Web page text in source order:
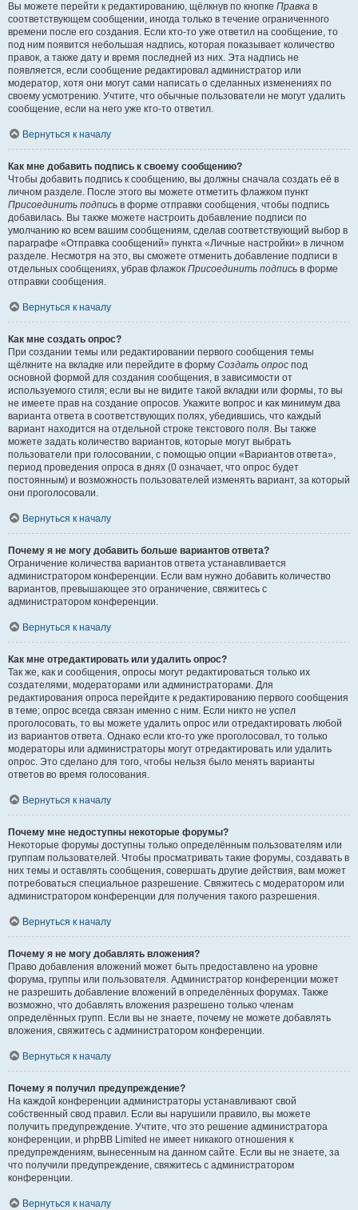
Вы можете перейти к редактированию, щёлкнув по кнопке Правка в
соответствующем сообщении, иногда только в течение ограниченного
времени после его создания. Если кто-то уже ответил на сообщение, то
под ним появится небольшая надпись, которая показывает количество
правок, а также дату и время последней из них. Эта надпись не
появляется, если сообщение редактировал администратор или
модератор, хотя они могут сами написать о сделанных изменениях по
своему усмотрению. Учтите, что обычные пользователи не могут удалить
сообщение, если на него уже кто-то ответил.
Вернуться к началу
Как мне добавить подпись к своему сообщению?
Чтобы добавить подпись к сообщению, вы должны сначала создать её в
личном разделе. После этого вы можете отметить флажком пункт
Присоединить подпись в форме отправки сообщения, чтобы подпись
добавилась. Вы также можете настроить добавление подписи по
умолчанию ко всем вашим сообщениям, сделав соответствующий выбор в
параграфе «Отправка сообщений» пункта «Личные настройки» в личном
разделе. Несмотря на это, вы сможете отменить добавление подписи в
отдельных сообщениях, убрав флажок Присоединить подпись в форме
отправки сообщения.
Вернуться к началу
Как мне создать опрос?
При создании темы или редактировании первого сообщения темы
щёлкните на вкладке или перейдите в форму Создать опрос под
основной формой для создания сообщения, в зависимости от
используемого стиля; если вы не видите такой вкладки или формы, то вы
не имеете прав на создание опросов. Укажите вопрос и как минимум два
варианта ответа в соответствующих полях, убедившись, что каждый
вариант находится на отдельной строке текстового поля. Вы также
можете задать количество вариантов, которые могут выбрать
пользователи при голосовании, с помощью опции «Вариантов ответа»,
период проведения опроса в днях (0 означает, что опрос будет
постоянным) и возможность пользователей изменять вариант, за который
они проголосовали.
Вернуться к началу
Почему я не могу добавить больше вариантов ответа?
Ограничение количества вариантов ответа устанавливается
администратором конференции. Если вам нужно добавить количество
вариантов, превышающее это ограничение, свяжитесь с
администратором конференции.
Вернуться к началу
Как мне отредактировать или удалить опрос?
Так же, как и сообщения, опросы могут редактироваться только их
создателями, модераторами или администраторами. Для
редактирования опроса перейдите к редактированию первого сообщения
в теме; опрос всегда связан именно с ним. Если никто не успел
проголосовать, то вы можете удалить опрос или отредактировать любой
из вариантов ответа. Однако если кто-то уже проголосовал, то только
модераторы или администраторы могут отредактировать или удалить
опрос. Это сделано для того, чтобы нельзя было менять варианты
ответов во время голосования.
Вернуться к началу
Почему мне недоступны некоторые форумы?
Некоторые форумы доступны только определённым пользователям или
группам пользователей. Чтобы просматривать такие форумы, создавать в
них темы и оставлять сообщения, совершать другие действия, вам может
потребоваться специальное разрешение. Свяжитесь с модератором или
администратором конференции для получения такого разрешения.
Вернуться к началу
Почему я не могу добавлять вложения?
Право добавления вложений может быть предоставлено на уровне
форума, группы или пользователя. Администратор конференции может
не разрешить добавление вложений в определённых форумах. Также
возможно, что добавлять вложения разрешено только членам
определённых групп. Если вы не знаете, почему не можете добавлять
вложения, свяжитесь с администратором конференции.
Вернуться к началу
Почему я получил предупреждение?
На каждой конференции администраторы устанавливают свой
собственный свод правил. Если вы нарушили правило, вы можете
получить предупреждение. Учтите, что это решение администратора
конференции, и phpBB Limited не имеет никакого отношения к
предупреждениям, вынесенным на данном сайте. Если вы не знаете, за
что получили предупреждение, свяжитесь с администратором
конференции.
Вернуться к началу